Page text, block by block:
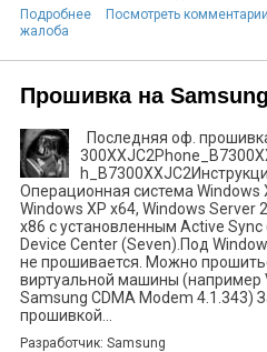
Подробнее
Посмотреть
жалоба
Прошивка на
Последняя оф.
Операционная система Windows
Windows XP x64, Windows Server
x86 с установленным Active Sync
Device Center (Seven).Под
не прошивается. Можно
виртуальной машины (например
Samsung CDMA Modem 4.1.343)
прошивкой...
Разработчик: Samsung